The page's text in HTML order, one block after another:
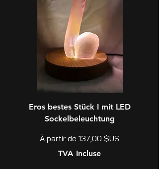
Eros bestes Stück I mit LED
Sockelbeleuchtung
À partir de 137,00 $US
Prix promotionnel
TVA Incluse